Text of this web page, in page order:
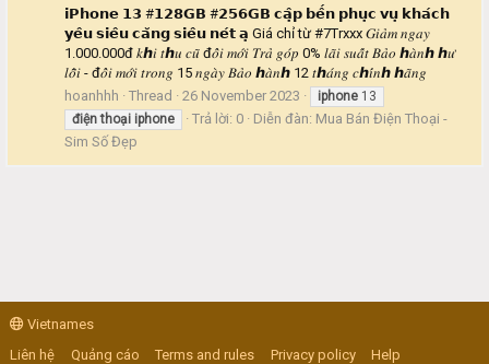
𝗶𝗣𝗵𝗼𝗻𝗲 𝟭𝟯 #𝟭𝟮𝟴𝗚𝗕 #𝟮𝟱𝟲𝗚𝗕 𝗰𝗮̣̂𝗽 𝗯𝗲̂́𝗻 𝗽𝗵𝘂̣𝗰 𝘃𝘂̣ 𝗸𝗵𝗮́𝗰𝗵
𝘆𝗲̂𝘂 𝘀𝗶𝗲̂𝘂 𝗰𝗮̆𝗻𝗴 𝘀𝗶𝗲̂𝘂 𝗻𝗲́𝘁 𝗮̣ Giá chỉ từ #7Trxxx 𝐺𝑖𝑎̉𝑚 𝑛𝑔𝑎𝑦
1.000.000đ 𝑘ℎ𝑖 𝑡ℎ𝑢 𝑐𝑢̃ đ𝑜̂̉𝑖 𝑚𝑜̛́𝑖 𝑇𝑟𝑎̉ 𝑔𝑜́𝑝 0% 𝑙𝑎̃𝑖 𝑠𝑢𝑎̂́𝑡 𝐵𝑎̉𝑜 ℎ𝑎̀𝑛ℎ ℎ𝑢̛
𝑙𝑜̂̃𝑖 - đ𝑜̂̉𝑖 𝑚𝑜̛́𝑖 𝑡𝑟𝑜𝑛𝑔 15 𝑛𝑔𝑎̀𝑦 𝐵𝑎̉𝑜 ℎ𝑎̀𝑛ℎ 12 𝑡ℎ𝑎́𝑛𝑔 𝑐ℎ𝑖́𝑛ℎ ℎ𝑎̃𝑛𝑔
hoanhhh
Thread 26 November 2023 iphone 13
điện thoại iphone Trả lời: 0 Diễn đàn: Mua Bán Điện Thoại -
Sim Số Đẹp
Vietnames
Liên hệ
Quảng cáo Terms and rules Privacy policy
Help